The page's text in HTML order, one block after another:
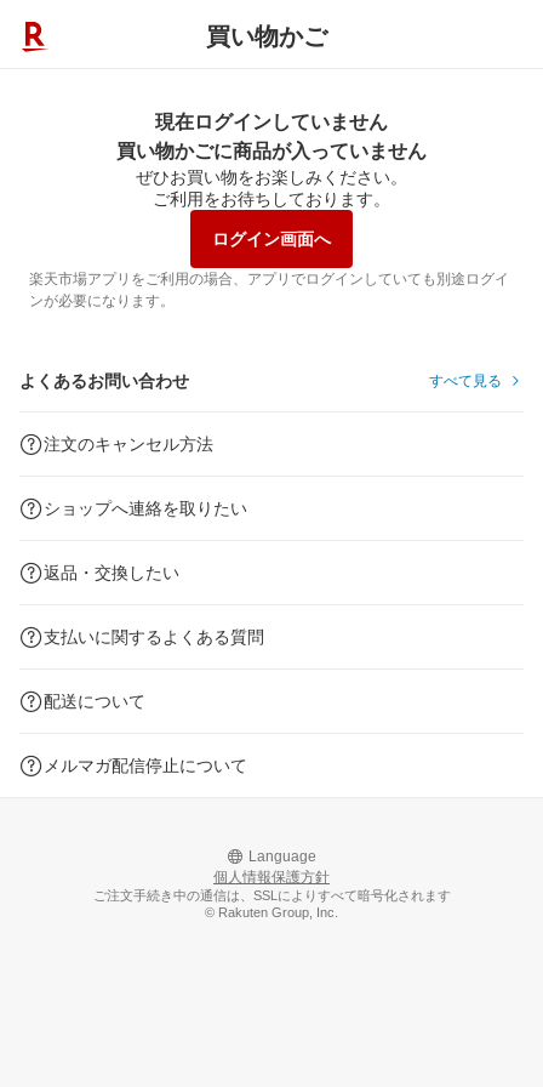
買い物かご
現在ログインしていません
買い物かごに商品が入っていません
ぜひお買い物をお楽しみください。
ご利用をお待ちしております。
ログイン画面へ
楽天市場アプリをご利用の場合、アプリでログインしていても別途ログイ
ンが必要になります。
よくあるお問い合わせ すべて見る
注文のキャンセル方法
ショップへ連絡を取りたい
返品・交換したい
支払いに関するよくある質問
配送について
メルマガ配信停止について
Language
個人情報保護方針
ご注文手続き中の通信は、SSLによりすべて暗号化されます
© Rakuten Group, Inc.